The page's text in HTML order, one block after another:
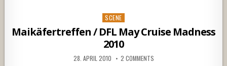
Posted
in
SCENE
Maikäfertreffen / DFL May Cruise Madness
2010
28. APRIL 2010 2 COMMENTS